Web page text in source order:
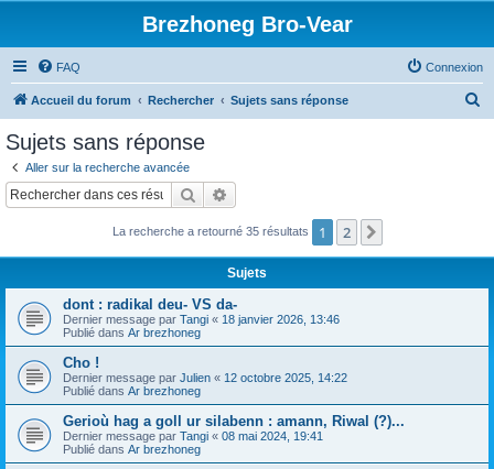
Brezhoneg Bro-Vear
FAQ Connexion
Accueil du forum Rechercher Sujets sans réponse
c
Sujets sans réponse
Aller sur la recherche avancée
Rechercher
La recherche a retourné 35 résultats 1 2
Sujets
dont : radikal deu- VS da-
Dernier message par Tangi « 18 janvier 2026, 13:46
Publié dans Ar brezhoneg
Cho !
Dernier message par Julien « 12 octobre 2025, 14:22
Publié dans Ar brezhoneg
Gerioù hag a goll ur silabenn : amann, Riwal (?)...
Dernier message par Tangi « 08 mai 2024, 19:41
Publié dans Ar brezhoneg